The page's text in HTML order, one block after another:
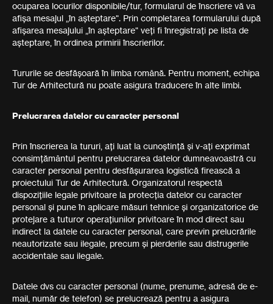
ocuparea locurilor disponibile/tur, formularul de înscriere vă va
afișa mesajul „în așteptare". Prin completarea formularului după
afișarea mesajului „în așteptare" veți fi înregistrați pe lista de
așteptare, în ordinea primirii înscrierilor.
Tururile se desfășoară în limba română. Pentru moment, echipa
Tur de Arhitectură nu poate asigura traducere în alte limbi.
Prelucrarea datelor cu caracter personal
Prin înscrierea la tururi, ați luat la cunoștință și v-ați exprimat
consimțământul pentru prelucrarea datelor dumneavoastră cu
caracter personal pentru desfășurarea logistică firească a
proiectului Tur de Arhitectură. Organizatorul respectă
dispozițiile legale privitoare la protecția datelor cu caracter
personal și pune în aplicare măsuri tehnice și organizatorice de
protejare a tuturor operațiunilor privitoare în mod direct sau
indirect la datele cu caracter personal, care previn prelucrările
neautorizate sau ilegale, precum și pierderile sau distrugerile
accidentale sau ilegale.
Datele dvs cu caracter personal (nume, prenume, adresă de e-
mail, număr de telefon) se prelucrează pentru a asigura